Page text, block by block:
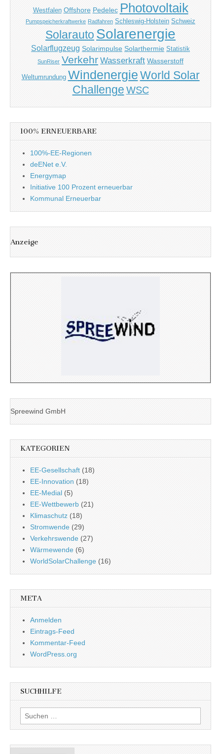
Westfalen Offshore Pedelec Photovoltaik
Pumpspeicherkraftwerke Radfahren Schleswig-Holstein Schweiz
Solarauto Solarenergie
Solarflugzeug Solarimpulse Solarthermie Statistik
SunRiser Verkehr Wasserkraft Wasserstoff
Weltumrundung Windenergie World Solar
Challenge WSC
100% ERNEUERBARE
100%-EE-Regionen
deENet e.V.
Energymap
Initiative 100 Prozent erneuerbar
Kommunal Erneuerbar
Anzeige
Spreewind GmbH
KATEGORIEN
EE-Gesellschaft (18)
EE-Innovation (18)
EE-Medial (5)
EE-Wettbewerb (21)
Klimaschutz (18)
Stromwende (29)
Verkehrswende (27)
Wärmewende (6)
WorldSolarChallenge (16)
META
Anmelden
Eintrags-Feed
Kommentar-Feed
WordPress.org
SUCHHILFE
Suchen
nach: